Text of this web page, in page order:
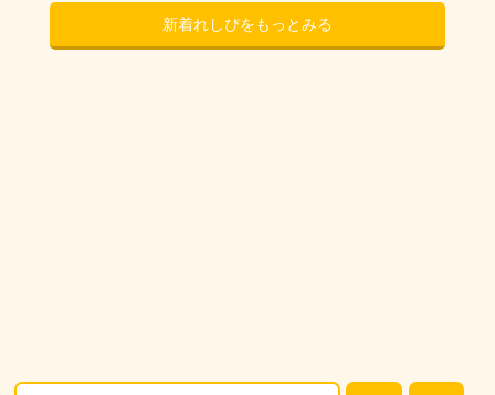
新着れしぴをもっとみる